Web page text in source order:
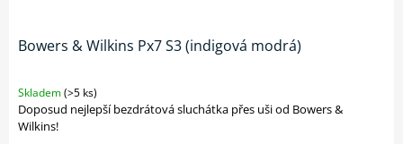
Bowers & Wilkins Px7 S3 (indigová modrá)
Skladem(>5 ks)
Doposud nejlepší bezdrátová sluchátka přes uši od Bowers &
Wilkins!